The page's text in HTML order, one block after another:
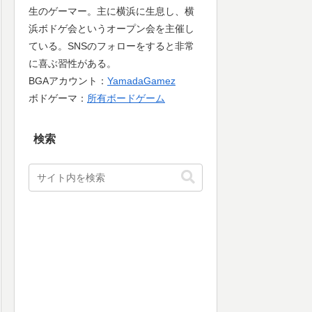
生のゲーマー。主に横浜に生息し、横
浜ボドゲ会というオープン会を主催し
ている。SNSのフォローをすると非常
に喜ぶ習性がある。
BGAアカウント： YamadaGamez
ボドゲーマ： 所有ボードゲーム
検索